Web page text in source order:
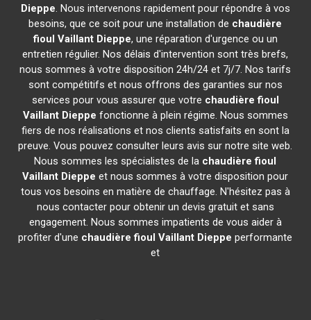
Dieppe. Nous intervenons rapidement pour répondre à vos
besoins, que ce soit pour une installation de chaudière
fioul Vaillant Dieppe, une réparation d'urgence ou un
entretien régulier. Nos délais d'intervention sont très brefs,
nous sommes à votre disposition 24h/24 et 7j/7. Nos tarifs
sont compétitifs et nous offrons des garanties sur nos
services pour vous assurer que votre chaudière fioul
Vaillant Dieppe fonctionne à plein régime. Nous sommes
fiers de nos réalisations et nos clients satisfaits en sont la
preuve. Vous pouvez consulter leurs avis sur notre site web.
Nous sommes les spécialistes de la chaudière fioul
Vaillant Dieppe et nous sommes à votre disposition pour
tous vos besoins en matière de chauffage. N'hésitez pas à
nous contacter pour obtenir un devis gratuit et sans
engagement. Nous sommes impatients de vous aider à
profiter d'une chaudière fioul Vaillant Dieppe performante
et